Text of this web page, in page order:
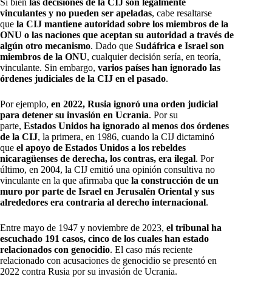
vinculantes y no pueden ser apeladas, cabe resaltarse
que la CIJ mantiene autoridad sobre los miembros de la
ONU o las naciones que aceptan su autoridad a través de
algún otro mecanismo. Dado que Sudáfrica e Israel son
miembros de la ONU, cualquier decisión sería, en teoría,
vinculante. Sin embargo, varios países han ignorado las
órdenes judiciales de la CIJ en el pasado.
Por ejemplo, en 2022, Rusia ignoró una orden judicial
para detener su invasión en Ucrania. Por su
parte, Estados Unidos ha ignorado al menos dos órdenes
de la CIJ, la primera, en 1986, cuando la CIJ dictaminó
que el apoyo de Estados Unidos a los rebeldes
nicaragüenses de derecha, los contras, era ilegal. Por
último, en 2004, la CIJ emitió una opinión consultiva no
vinculante en la que afirmaba que la construcción de un
muro por parte de Israel en Jerusalén Oriental y sus
alrededores era contraria al derecho internacional.
Entre mayo de 1947 y noviembre de 2023, el tribunal ha
escuchado 191 casos, cinco de los cuales han estado
relacionados con genocidio. El caso más reciente
relacionado con acusaciones de genocidio se presentó en
2022 contra Rusia por su invasión de Ucrania.